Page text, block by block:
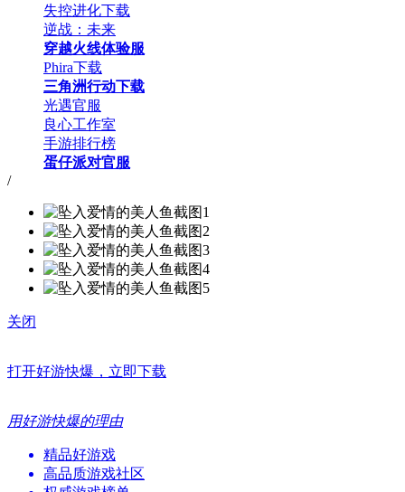
失控进化下载
逆战：未来
穿越火线体验服
Phira下载
三角洲行动下载
光遇官服
良心工作室
手游排行榜
蛋仔派对官服
/
关闭
打开好游快爆，立即下载
用好游快爆的理由
精品好游戏
高品质游戏社区